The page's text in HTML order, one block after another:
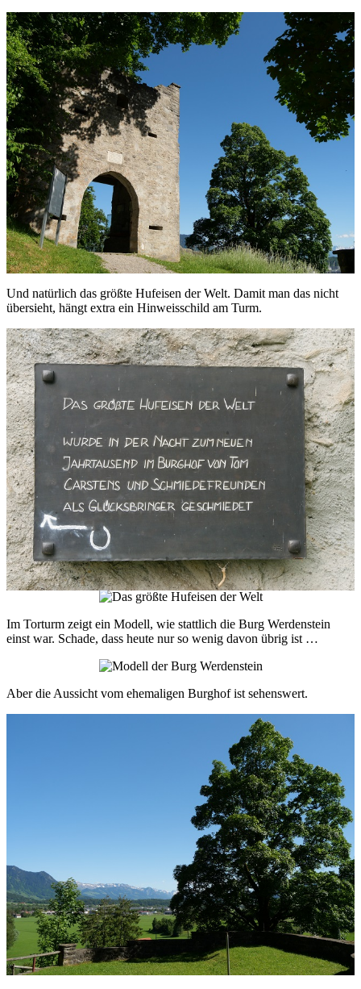
Und natürlich das größte Hufeisen der Welt. Damit man das nicht
übersieht, hängt extra ein Hinweisschild am Turm.
Im Torturm zeigt ein Modell, wie stattlich die Burg Werdenstein
einst war. Schade, dass heute nur so wenig davon übrig ist …
Aber die Aussicht vom ehemaligen Burghof ist sehenswert.